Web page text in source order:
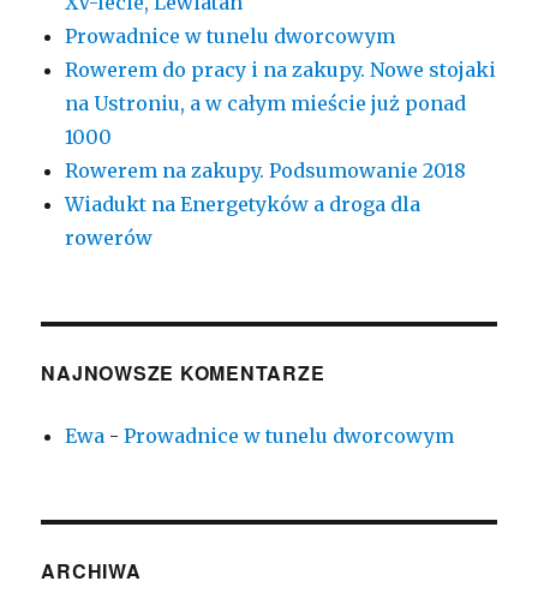
Prowadnice w tunelu dworcowym
Rowerem do pracy i na zakupy. Nowe stojaki
na Ustroniu, a w całym mieście już ponad
1000
Rowerem na zakupy. Podsumowanie 2018
Wiadukt na Energetyków a droga dla
rowerów
NAJNOWSZE KOMENTARZE
Ewa -Prowadnice w tunelu dworcowym
ARCHIWA